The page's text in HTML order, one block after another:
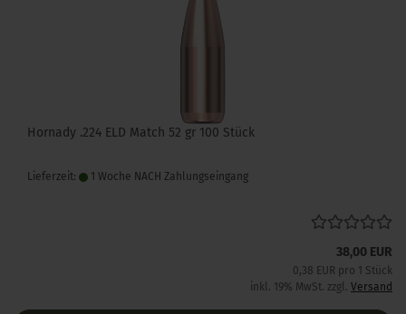
Hornady .224 ELD Match 52 gr 100 Stück
Lieferzeit: 1 Woche NACH Zahlungseingang
38,00 EUR
0,38 EUR pro 1 Stück
inkl. 19% MwSt. zzgl. Versand